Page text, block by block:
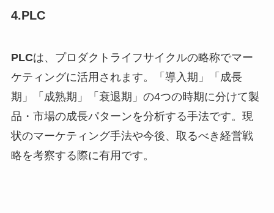
4.PLC
PLCは、プロダクトライフサイクルの略称でマー
ケティングに活用されます。「導入期」「成長
期」「成熟期」「衰退期」の4つの時期に分けて製
品・市場の成長パターンを分析する手法です。現
状のマーケティング手法や今後、取るべき経営戦
略を考察する際に有用です。